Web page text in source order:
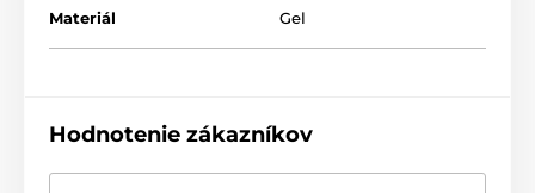
Materiál Gel
Hodnotenie zákazníkov